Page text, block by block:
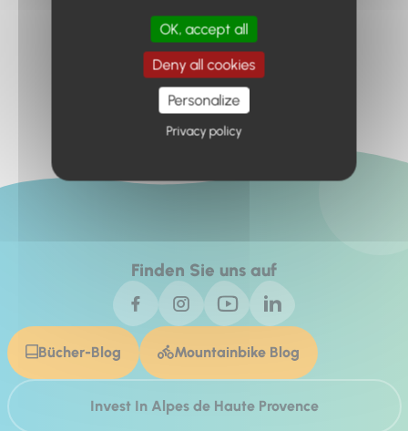
Retour à l'accueil
Finden Sie uns auf
Bücher-Blog Mountainbike Blog
Invest In Alpes de Haute Provence
OK, accept all
Deny all cookies
Personalize
Privacy policy